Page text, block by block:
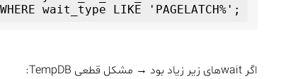
اگر waitهای زیر زیاد بود → مشکل قطعی TempDB: